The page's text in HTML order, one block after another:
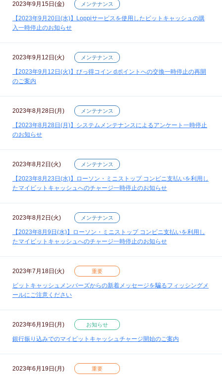
2023年9月15日(金) メンテナンス
【2023年9月20日(水)】Loppiサービスを使用したビットキャッシュの購
入一時停止のお知らせ
2023年9月12日(火) メンテナンス
【2023年9月12日(火)】びっ得コイン dポイントへの交換一時停止の再開
のご案内
2023年8月28日(月) メンテナンス
【2023年8月28日(月)】システムメンテナンスによるアンケート一時停止
のお知らせ
2023年8月2日(火) メンテナンス
【2023年8月23日(水)】ローソン・ミニストップ コンビニ支払いを利用し
たマイビットキャッシュへのチャージ一時停止のお知らせ
2023年8月2日(火) メンテナンス
【2023年8月9日(水)】ローソン・ミニストップ コンビニ支払いを利用し
たマイビットキャッシュへのチャージ一時停止のお知らせ
2023年7月18日(火) 重要
ビットキャッシュメンバーズからの新着メッセージを騙るフィッシングメ
ールにご注意ください
2023年6月19日(月) お知らせ
銀行振り込みでのマイビットキャッシュチャージ開始のご案内
2023年6月19日(月) 重要